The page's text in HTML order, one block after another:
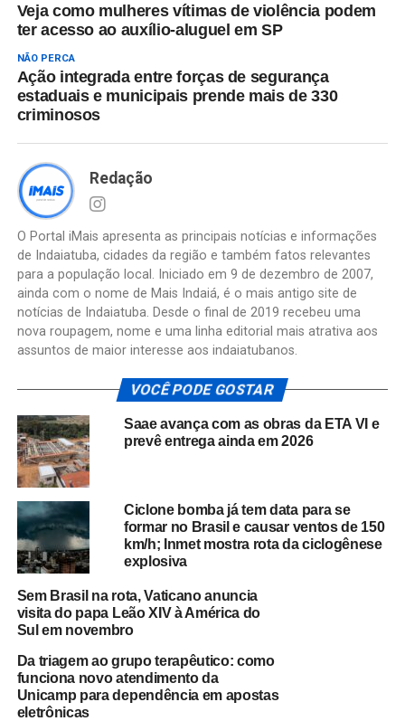
Veja como mulheres vítimas de violência podem
ter acesso ao auxílio-aluguel em SP
NÃO PERCA
Ação integrada entre forças de segurança
estaduais e municipais prende mais de 330
criminosos
Redação
O Portal iMais apresenta as principais notícias e informações
de Indaiatuba, cidades da região e também fatos relevantes
para a população local. Iniciado em 9 de dezembro de 2007,
ainda com o nome de Mais Indaiá, é o mais antigo site de
notícias de Indaiatuba. Desde o final de 2019 recebeu uma
nova roupagem, nome e uma linha editorial mais atrativa aos
assuntos de maior interesse aos indaiatubanos.
VOCÊ PODE GOSTAR
Saae avança com as obras da ETA VI e
prevê entrega ainda em 2026
Ciclone bomba já tem data para se
formar no Brasil e causar ventos de 150
km/h; Inmet mostra rota da ciclogênese
explosiva
Sem Brasil na rota, Vaticano anuncia
visita do papa Leão XIV à América do
Sul em novembro
Da triagem ao grupo terapêutico: como
funciona novo atendimento da
Unicamp para dependência em apostas
eletrônicas